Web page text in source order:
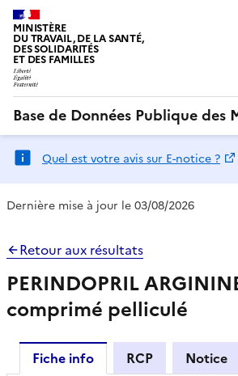
MINISTÈRE
DU TRAVAIL, DE LA SANTÉ,
DES SOLIDARITÉS
ET DES FAMILLES
Base de Données Publique des
Quel est votre avis sur E-notice ?
Dernière mise à jour le 03/08/2026
Retour aux résultats
PERINDOPRIL
comprimé pelliculé
Fiche info RCP
Notice